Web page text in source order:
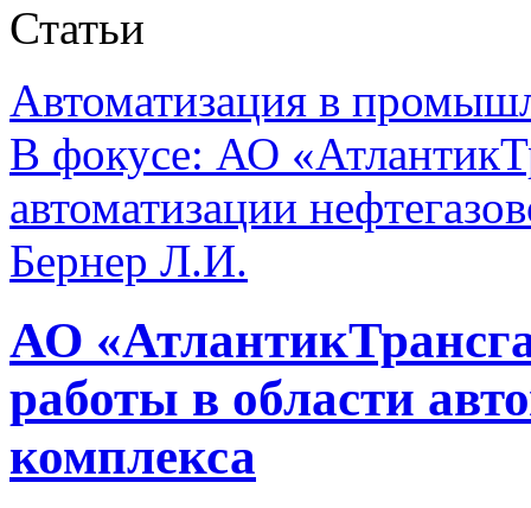
Статьи
Автоматизация в
В фокусе: АО
автоматизации
Бернер Л.И.
АО
работы в области
комплекса